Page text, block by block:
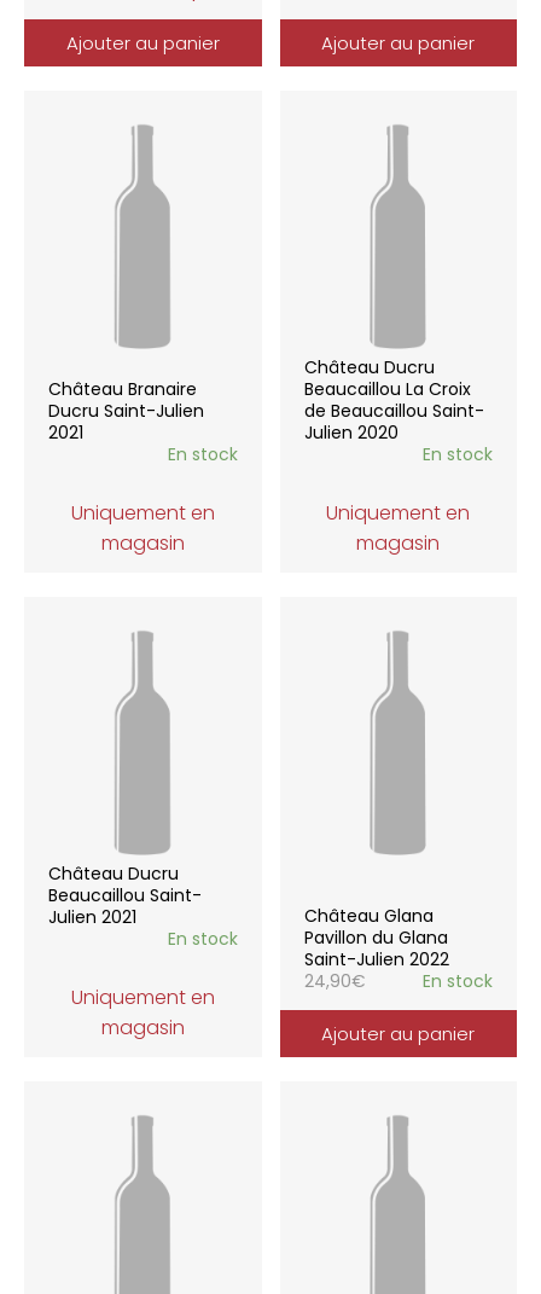
Ajouter au panier Ajouter au panier
Château Branaire
Ducru Saint-Julien
2021
En stock
Uniquement en
magasin
Château Ducru
Beaucaillou La Croix
de Beaucaillou Saint-
Julien 2020
En stock
Uniquement en
magasin
Château Ducru
Beaucaillou Saint-
Julien 2021
En stock
Uniquement en
magasin
Château Glana
Pavillon du Glana
Saint-Julien 2022
24,90€ En stock
Ajouter au panier